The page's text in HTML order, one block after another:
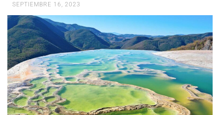
SEPTIEMBRE 16, 2023